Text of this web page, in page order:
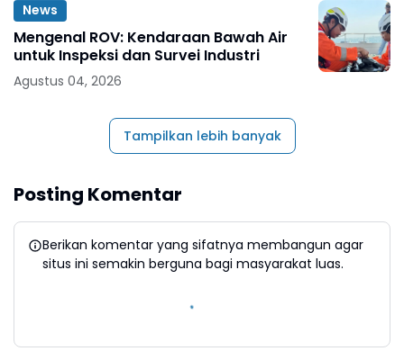
News
Mengenal ROV: Kendaraan Bawah Air
untuk Inspeksi dan Survei Industri
Agustus 04, 2026
Tampilkan lebih banyak
Posting Komentar
Berikan komentar yang sifatnya membangun agar
situs ini semakin berguna bagi masyarakat luas.